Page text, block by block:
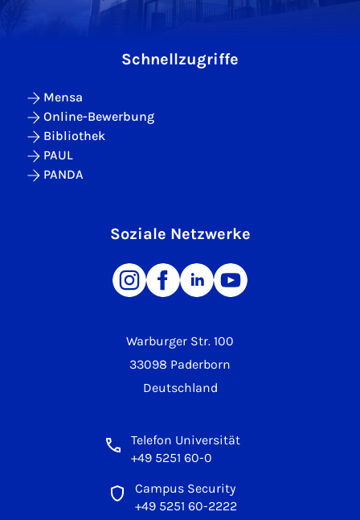
Warburger Str. 100
33098 Paderborn
Deutschland
Telefon Universität
+49 5251 60-0
Campus Security
+49 5251 60-2222
Schnellzugriffe
Mensa
Online-Bewerbung
Bibliothek
PAUL
PANDA
Soziale Netzwerke